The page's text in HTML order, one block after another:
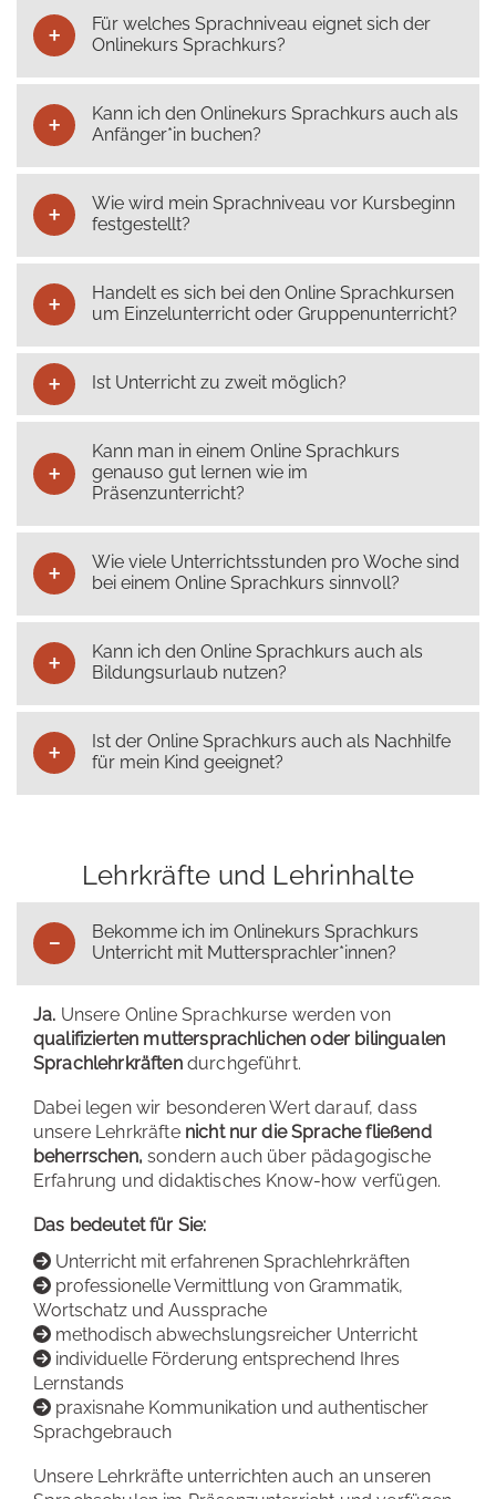
Für welches Sprachniveau eignet sich der
Onlinekurs Sprachkurs?
Kann ich den Onlinekurs Sprachkurs auch als
Anfänger*in buchen?
Wie wird mein Sprachniveau vor Kursbeginn
festgestellt?
Handelt es sich bei den Online Sprachkursen
um Einzelunterricht oder Gruppenunterricht?
Ist Unterricht zu zweit möglich?
Kann man in einem Online Sprachkurs
genauso gut lernen wie im
Präsenzunterricht?
Wie viele Unterrichtsstunden pro Woche sind
bei einem Online Sprachkurs sinnvoll?
Kann ich den Online Sprachkurs auch als
Bildungsurlaub nutzen?
Ist der Online Sprachkurs auch als Nachhilfe
für mein Kind geeignet?
Lehrkräfte und Lehrinhalte
Bekomme ich im Onlinekurs Sprachkurs
Unterricht mit Muttersprachler*innen?
Ja. Unsere Online Sprachkurse werden von
qualifizierten muttersprachlichen oder bilingualen
Sprachlehrkräftendurchgeführt.
Dabei legen wir besonderen Wert darauf, dass
unsere Lehrkräfte nicht nur die Sprache fließend
beherrschen, sondern auch über pädagogische
Erfahrung und didaktisches Know-how verfügen.
Das bedeutet für Sie:
Unterricht mit erfahrenen Sprachlehrkräften
professionelle Vermittlung von Grammatik,
Wortschatz und Aussprache
methodisch abwechslungsreicher Unterricht
individuelle Förderung entsprechend Ihres
Lernstands
praxisnahe Kommunikation und authentischer
Sprachgebrauch
Unsere Lehrkräfte unterrichten auch an unseren